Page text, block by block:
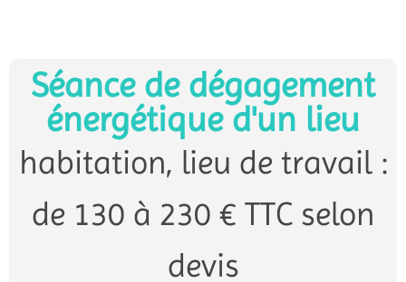
Séance de dégagement
énergétique d'un lieu
habitation, lieu de travail :
de 130 à 230 € TTC selon
devis